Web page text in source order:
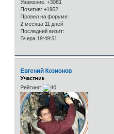
Уважение: +3081
Позитив: +1952
Провел на форуме:
2 месяца 11 дней
Последний визит:
Вчера 19:49:51
Евгений Козионов
Участник
Рейтинг: